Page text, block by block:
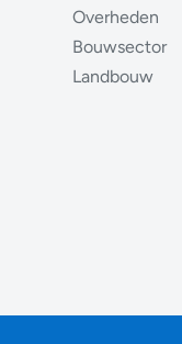
Overheden
Bouwsector
Landbouw